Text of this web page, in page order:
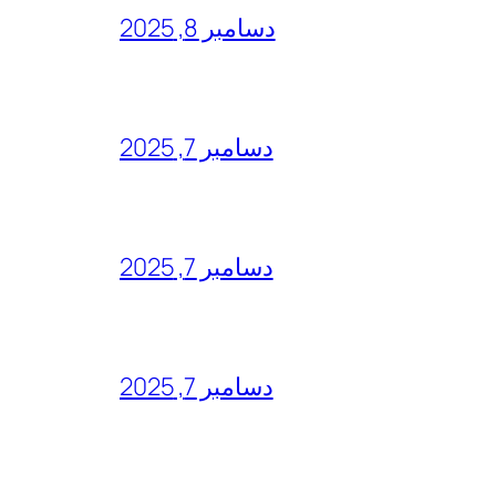
دسامبر 8, 2025
دسامبر 7, 2025
دسامبر 7, 2025
دسامبر 7, 2025